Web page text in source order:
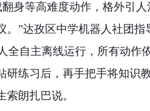
身等高难度动作，格外引人
。”达孜区中学机器人社团
自主离线运行，所有动作
练习后，再手把手将知识
朗扎巴说。